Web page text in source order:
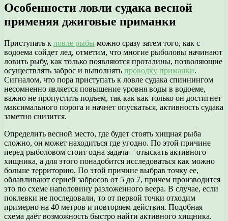
Особенности ловли судака весной
применяя джиговые приманки
Приступать к ловле рыбы можно сразу затем того, как с
водоема сойдет лед, отметим, что многие рыболовы начинают
ловить рыбу, как только появляются проталины, позволяющие
осуществлять заброс и выполнять проводку приманки.
Сигналом, что пора приступать к ловле судака спиннингом
несомненно является повышение уровня воды в водоеме,
важно не пропустить подъем, так как как только он достигнет
максимального порога и начнет опускаться, активность судака
заметно снизится.
Определить весной место, где будет стоять хищная рыба
сложно, он может находиться где угодно. По этой причине
перед рыболовом стоит одна задача – отыскать активного
хищника, а для этого понадобится исследоваться как можно
больше территорию. По этой причине выбрав точку ее,
облавливают серией забросов от 5 до 7, причем производится
это по схеме наполовину разложенного веера. В случае, если
поклевки не последовали, то от первой точки отходим
примерно на 40 метров и повторяем действия. Подобная
схема даёт возможность быстро найти активного хищника.